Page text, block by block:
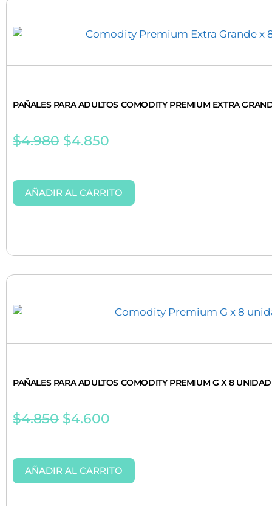
PAÑALES PARA ADULTOS COMODITY PREMIUM EXTRA
$4.980 $4.850
AÑADIR AL CARRITO
PAÑALES PARA ADULTOS COMODITY PREMIUM G X 8
$4.850 $4.600
AÑADIR AL CARRITO